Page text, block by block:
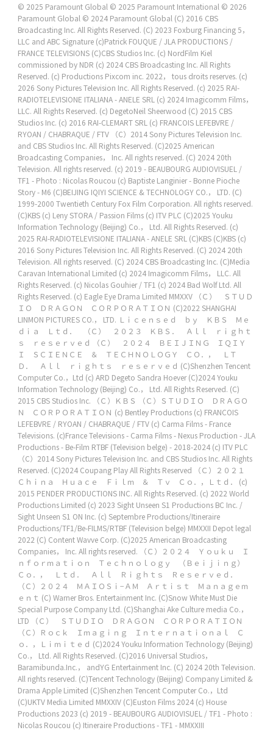
© 2025 Paramount Global © 2025 Paramount International © 2026
Paramount Global © 2024 Paramount Global (C) 2016 CBS
Broadcasting Inc. All Rights Reserved. (C) 2023 Foxburg Financing 5，
LLC and ABC Signature (c)Patrick FOUQUE / JLA PRODUCTIONS /
FRANCE TELEVISIONS (C)CBS Studios Inc. (c) NordFilm Kiel
commissioned by NDR (c) 2024 CBS Broadcasting Inc. All Rights
Reserved. (c) Productions Pixcom inc. 2022， tous droits reserves. (c)
2026 Sony Pictures Television Inc. All Rights Reserved. (c) 2025 RAI-
RADIOTELEVISIONE ITALIANA - ANELE SRL (c) 2024 Imagicomm Films，
LLC. All Rights Reserved. (c) DegetoNeil Sheerwood (C) 2015 CBS
Studios Inc. (c) 2016 RAI-CLEMART SRL (c) FRANCOIS LEFEBVRE /
RYOAN / CHABRAQUE / FTV
（C）2014 Sony Pictures Television Inc.
and CBS Studios Inc. All Rights Reserved. (C)2025 American
Broadcasting Companies， Inc. All rights reserved. (C) 2024 20th
Television. All rights reserved. (c) 2019 - BEAUBOURG AUDIOVISUEL /
TF1 - Photo : Nicolas Roucou (c) Baptiste Langinier - Bonne Pioche
Story - M6 (C)BEIJING IQIYI SCIENCE & TECHNOLOGY CO.， LTD. (C)
1999-2000 Twentieth Century Fox Film Corporation. All rights reserved.
(C)KBS (c) Leny STORA / Passion Films (c) ITV PLC (C)2025 Youku
Information Technology (Beijing) Co.， Ltd. All Rights Reserved. (c)
2025 RAI-RADIOTELEVISIONE ITALIANA - ANELE SRL (C)KBS (C)KBS (c)
2016 Sony Pictures Television Inc. All Rights Reserved. (C) 2024 20th
Television. All rights reserved. (C) 2024 CBS Broadcasting Inc. (C)Media
Caravan International Limited (c) 2024 Imagicomm Films， LLC. All
Rights Reserved. (c) Nicolas Gouhier / TF1 (c) 2024 Bad Wolf Ltd. All
Rights Reserved. (c) Eagle Eye Drama Limited MMXXV
（Ｃ） ＳＴＵＤ
ＩＯ ＤＲＡＧＯＮ ＣＯＲＰＯＲＡＴＩＯＮ (C)2022 SHANGHAI
LINMON PICTURES CO.， LTD. Ｌｉｃｅｎｓｅｄ ｂｙ ＫＢＳ Ｍｅ
ｄｉａ Ｌｔｄ． （Ｃ） ２０２３ ＫＢＳ． Ａｌｌ ｒｉｇｈｔ
ｓ ｒｅｓｅｒｖｅｄ
（Ｃ） ２０２４ ＢＥＩＪＩＮＧ ＩＱＩＹ
Ｉ ＳＣＩＥＮＣＥ ＆ ＴＥＣＨＮＯＬＯＧＹ ＣＯ．， ＬＴ
Ｄ． Ａｌｌ ｒｉｇｈｔｓ ｒｅｓｅｒｖｅｄ (C)Shenzhen Tencent
Computer Co.，Ltd (c) ARD Degeto Sandra Hoever(C)2024 Youku
Information Technology (Beijing) Co.， Ltd. All Rights Reserved. (C)
2015 CBS Studios Inc.
（Ｃ）ＫＢＳ
（Ｃ）ＳＴＵＤＩＯ ＤＲＡＧＯ
Ｎ ＣＯＲＰＯＲＡＴＩＯＮ (c) Bentley Productions (c) FRANCOIS
LEFEBVRE / RYOAN / CHABRAQUE / FTV (c) Carma Films - France
Televisions. (c)France Televisions - Carma Films - Nexus Production - JLA
Productions - Be-Film RTBF (Television belge) - 2018-2024 (c) ITV PLC
（C）2014 Sony Pictures Television Inc. and CBS Studios Inc. All Rights
Reserved. (C)2024 Coupang Play All Rights Reserved
（Ｃ）２０２１
Ｃｈｉｎａ Ｈｕａｃｅ Ｆｉｌｍ ＆ Ｔｖ Ｃｏ．，Ｌｔｄ． (c)
2015 PENDER PRODUCTIONS INC. All Rights Reserved. (c) 2022 World
Productions Limited (c) 2023 Sight Unseen S1 Productions BC Inc. /
Sight Unseen S1 ON Inc. (c) Septembre Productions/Itineraire
Productions/TF1/Be-FILMS/RTBF (Television belge) MMXXII Depot legal
2022 (C) Content Wavve Corp. (C)2025 American Broadcasting
Companies， Inc. All rights reserved.
（Ｃ）２０２４ Ｙｏｕｋｕ Ｉ
ｎｆｏｒｍａｔｉｏｎ Ｔｅｃｈｎｏｌｏｇｙ （Ｂｅｉｊｉｎｇ）
Ｃｏ．， Ｌｔｄ． Ａｌｌ Ｒｉｇｈｔｓ Ｒｅｓｅｒｖｅｄ．
（Ｃ）２０２４ ＭＡＩＯＳｉ−ＡＭ Ａｒｔｉｓｔ Ｍａｎａｇｅｍ
ｅｎｔ (C) Warner Bros. Entertainment Inc. (C)Snow White Must Die
Special Purpose Company Ltd. (C)Shanghai Ake Culture media Co.，
LTD
（Ｃ） ＳＴＵＤＩＯ ＤＲＡＧＯＮ ＣＯＲＰＯＲＡＴＩＯＮ
（Ｃ）Ｒｏｃｋ Ｉｍａｇｉｎｇ Ｉｎｔｅｒｎａｔｉｏｎａｌ Ｃ
ｏ．，Ｌｉｍｉｔｅｄ (C)2024 Youku Information Technology (Beijing)
Co.， Ltd. All Rights Reserved. (C)2016 Universal Studios，
Baramibunda.Inc.， andYG Entertainment Inc. (C) 2024 20th Television.
All rights reserved. (C)Tencent Technology (Beijing) Company Limited &
Drama Apple Limited (C)Shenzhen Tencent Computer Co.，Ltd
(C)UKTV Media Limited MMXXIV (C)Euston Films 2024 (c) House
Productions 2023 (c) 2019 - BEAUBOURG AUDIOVISUEL / TF1 - Photo :
Nicolas Roucou (c) Itineraire Productions - TF1 - MMXXIII